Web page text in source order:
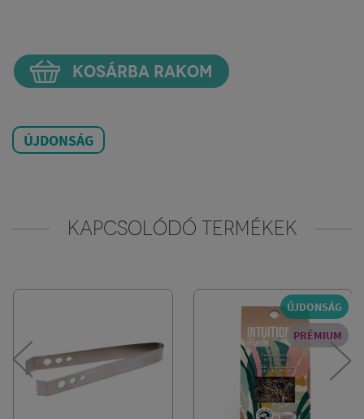
KOSÁRBA RAKOM
ÚJDONSÁG
KAPCSOLÓDÓ TERMÉKEK
ÚJDONSÁG
PRÉMIUM